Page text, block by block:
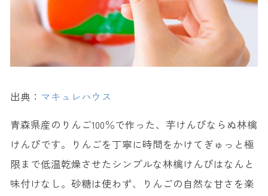
出典： マキュレハウス
青森県産のりんご100％で作った、芋けんぴならぬ林檎
けんぴです。りんごを丁寧に時間をかけてぎゅっと極
限まで低温乾燥させたシンプルな林檎けんぴはなんと
味付けなし。砂糖は使わず、りんごの自然な甘さを楽